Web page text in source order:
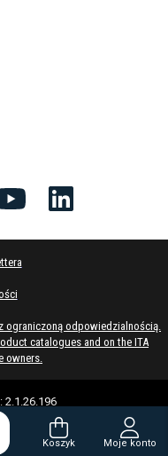
ograniczoną odpowiedzialnością.
catalogues and on the ITA
owners.
: 2.1.26.196
Koszyk Moje konto